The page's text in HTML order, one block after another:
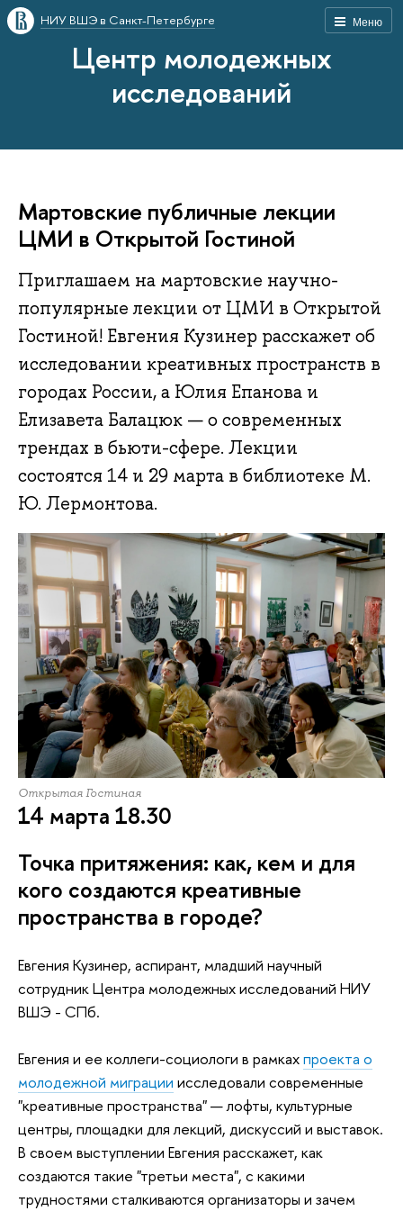
Меню
НИУ ВШЭ в Санкт-Петербурге
Центр молодежных
исследований
Мартовские публичные лекции
ЦМИ в Открытой Гостиной
Приглашаем на мартовские научно-
популярные лекции от ЦМИ в Открытой
Гостиной! Евгения Кузинер расскажет об
исследовании креативных пространств в
городах России, а Юлия Епанова и
Елизавета Балацюк — о современных
трендах в бьюти-сфере. Лекции
состоятся 14 и 29 марта в библиотеке М.
Ю. Лермонтова.
Открытая Гостиная
14 марта 18.30
Точка притяжения: как, кем и для
кого создаются креативные
пространства в городе?
Евгения Кузинер, аспирант, младший научный
сотрудник Центра молодежных исследований НИУ
ВШЭ - СПб.
Евгения и ее коллеги-социологи в рамкахпроекта о
молодежной миграции исследовали современные
"креативные пространства" — лофты, культурные
центры, площадки для лекций, дискуссий и выставок.
В своем выступлении Евгения расскажет, как
создаются такие "третьи места", с какими
трудностями сталкиваются организаторы и зачем